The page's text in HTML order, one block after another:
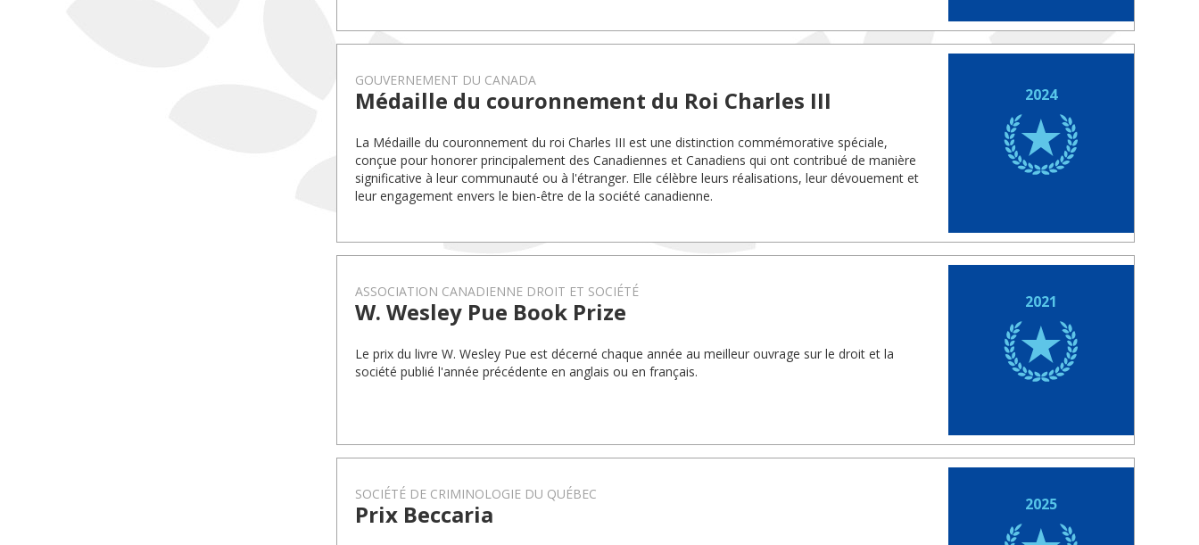
GOUVERNEMENT DU CANADA
Médaille du couronnement du Roi Charles III
La Médaille du couronnement du roi Charles III est une distinction commémorative spéciale,
conçue pour honorer principalement des Canadiennes et Canadiens qui ont contribué de manière
significative à leur communauté ou à l'étranger. Elle célèbre leurs réalisations, leur dévouement et
leur engagement envers le bien-être de la société canadienne.
2024
ASSOCIATION CANADIENNE DROIT ET SOCIÉTÉ
W. Wesley Pue Book Prize
Le prix du livre W. Wesley Pue est décerné chaque année au meilleur ouvrage sur le droit et la
société publié l'année précédente en anglais ou en français.
2021
SOCIÉTÉ DE CRIMINOLOGIE DU QUÉBEC
Prix Beccaria 2025